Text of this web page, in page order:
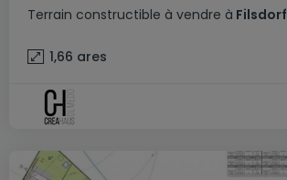
Terrain constructible à vendre à Filsdorf
1,66 ares